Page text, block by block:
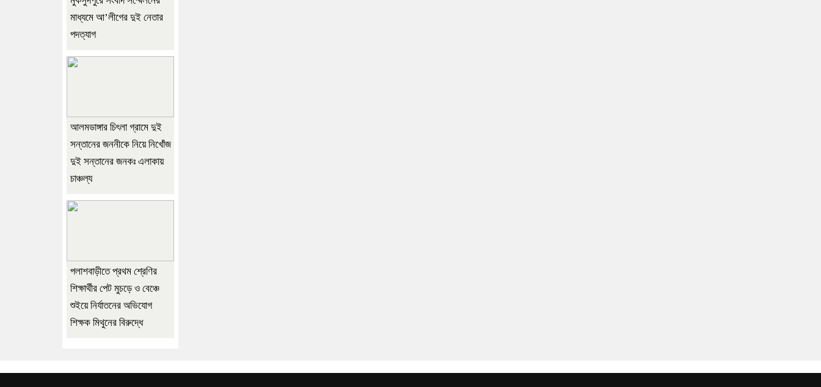
মাধ্যমে আ’লীগের দুই নেতার
পদত্যাগ
আলমডাঙ্গার চিৎলা গ্রামে দুই
সন্তানের জননীকে নিয়ে নিখোঁজ
দুই সন্তানের জনকঃ এলাকায়
চাঞ্চল্য
পলাশবাড়ীতে প্রথম শ্রেণির
শিক্ষার্থীর পেট মুচড়ে ও বেঞ্চে
শুইয়ে নির্যাতনের অভিযোগ
শিক্ষক মিথুনের বিরুদ্ধে